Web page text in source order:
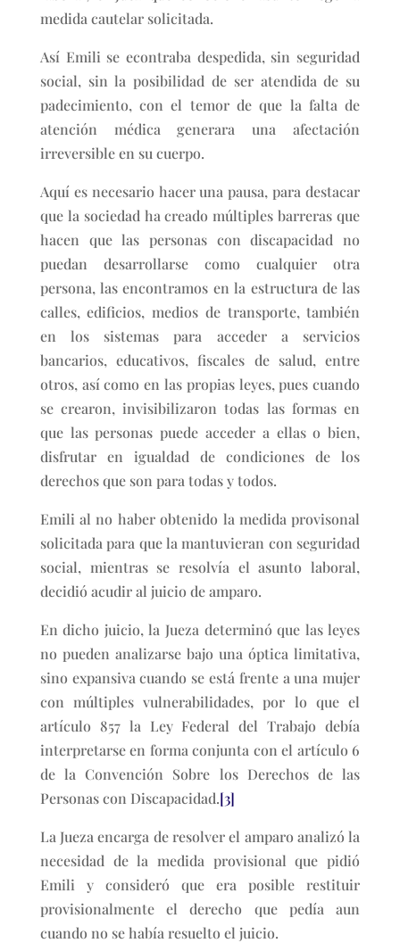
medida cautelar solicitada.
Así Emili se econtraba despedida, sin seguridad
social, sin la posibilidad de ser atendida de su
padecimiento, con el temor de que la falta de
atención médica generara una afectación
irreversible en su cuerpo.
Aquí es necesario hacer una pausa, para destacar
que la sociedad ha creado múltiples barreras que
hacen que las personas con discapacidad no
puedan desarrollarse como cualquier otra
persona, las encontramos en la estructura de las
calles, edificios, medios de transporte, también
en los sistemas para acceder a servicios
bancarios, educativos, fiscales de salud, entre
otros, así como en las propias leyes, pues cuando
se crearon, invisibilizaron todas las formas en
que las personas puede acceder a ellas o bien,
disfrutar en igualdad de condiciones de los
derechos que son para todas y todos.
Emili al no haber obtenido la medida provisonal
solicitada para que la mantuvieran con seguridad
social, mientras se resolvía el asunto laboral,
decidió acudir al juicio de amparo.
En dicho juicio, la Jueza determinó que las leyes
no pueden analizarse bajo una óptica limitativa,
sino expansiva cuando se está frente a una mujer
con múltiples vulnerabilidades, por lo que el
artículo 857 la Ley Federal del Trabajo debía
interpretarse en forma conjunta con el artículo 6
de la Convención Sobre los Derechos de las
Personas con Discapacidad.[3]
La Jueza encarga de resolver el amparo analizó la
necesidad de la medida provisional que pidió
Emili y consideró que era posible restituir
provisionalmente el derecho que pedía aun
cuando no se había resuelto el juicio.